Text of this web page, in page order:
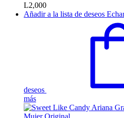
L2,000
Añadir a la lista de deseos
deseos
más